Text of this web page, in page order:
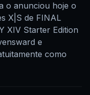
o anunciou hoje o
X|S de FINAL
XIV Starter Edition
e
como